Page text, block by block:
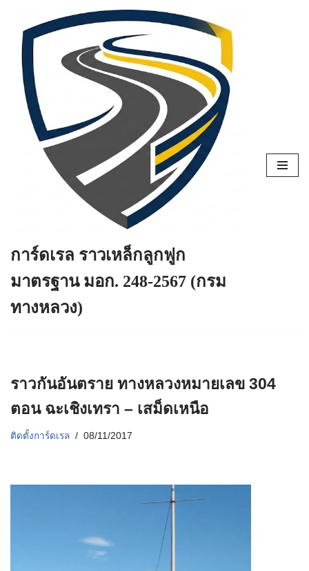
Skip
content
การ์ดเรล ราวเหล็กลูกฟูก
มาตรฐาน มอก. 248-2567 (กรม
ทางหลวง)
ราวกันอันตราย ทางหลวงหมายเลข 304
ตอน ฉะเชิงเทรา – เสม็ดเหนือ
ติดตั้งการ์ดเรล 08/11/2017